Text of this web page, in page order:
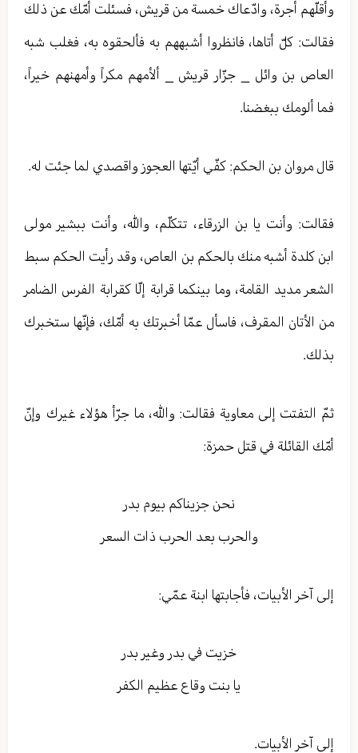
وأقلّهم أجرة، وادّعاك خمسة من قريش، فسئلت أمّك عن ذلك
فقالت: كلّ أتاها، فانظروا أشبههم به فألحقوه به، فغلب شبه
العاص بن وائل _ جزّار قريش _ ألأمهم مكراً وأمهنهم خيراً،
فما ألومك ببغضنا.
قال مروان بن الحكم: كفّي أيّتها العجوز واقصدي لما جئت له.
فقالت: وأنت يا بن الزرقاء، تتكلّم، والله، وأنت ببشير مولى
ابن كلدة أشبه منك بالحكم بن العاص، وقد رأيت الحكم سبط
الشعر مديد القامة، وما بينكما قرابة إلّا كقرابة الفرس الضامر
من الأتان المقرف، فاسأل عمّا أخبرتك به أمّك، فإنّها ستخبرك
بذلك.
ثمّ التفتت إلى معاوية فقالت: والله، ما جرّأ هؤلاء غيرك وإنّ
أمّك القائلة في قتل حمزة:
نحن جزیناكم بیوم بدر
والحرب بعد الحرب ذات السعر
إلى آخر الأبيات، فأجابتها ابنة عمّي:
خزیت في بدر وغیر بدر
یا بنت وقاع عظیم الكفر
إلى آخر الأبيات.